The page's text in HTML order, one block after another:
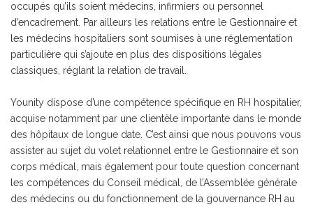
occupés qu’ils soient médecins, infirmiers ou personnel
d’encadrement. Par ailleurs les relations entre le Gestionnaire et
les médecins hospitaliers sont soumises à une réglementation
particulière qui s’ajoute en plus des dispositions légales
classiques, réglant la relation de travail.
Younity dispose d’une compétence spécifique en RH hospitalier,
acquise notamment par une clientèle importante dans le monde
des hôpitaux de longue date. C’est ainsi que nous pouvons vous
assister au sujet du volet relationnel entre le Gestionnaire et son
corps médical, mais également pour toute question concernant
les compétences du Conseil médical, de l’Assemblée générale
des médecins ou du fonctionnement de la gouvernance RH au